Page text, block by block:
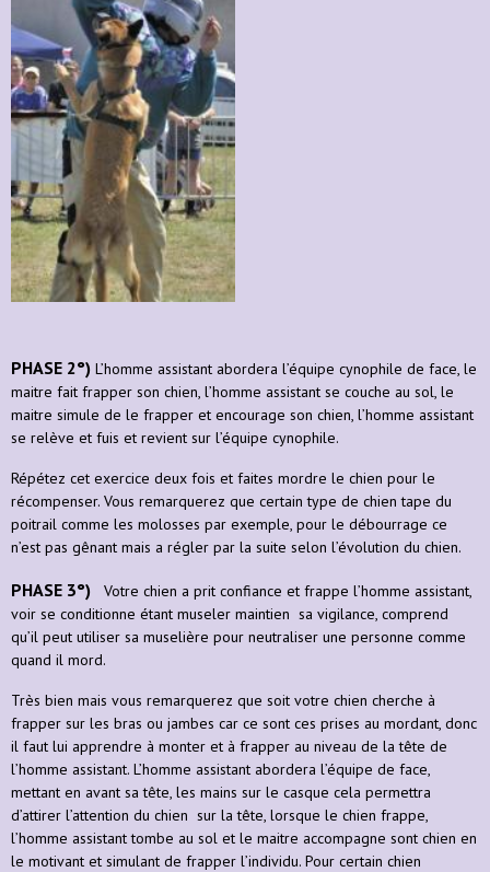
PHASE 2°) L’homme assistant abordera l’équipe cynophile de face, le
maitre fait frapper son chien, l’homme assistant se couche au sol, le
maitre simule de le frapper et encourage son chien, l’homme assistant
se relève et fuis et revient sur l’équipe cynophile.
Répétez cet exercice deux fois et faites mordre le chien pour le
récompenser. Vous remarquerez que certain type de chien tape du
poitrail comme les molosses par exemple, pour le débourrage ce
n’est pas gênant mais a régler par la suite selon l’évolution du chien.
PHASE 3°) Votre chien a prit confiance et frappe l’homme assistant,
voir se conditionne étant museler maintien sa vigilance, comprend
qu’il peut utiliser sa muselière pour neutraliser une personne comme
quand il mord.
Très bien mais vous remarquerez que soit votre chien cherche à
frapper sur les bras ou jambes car ce sont ces prises au mordant, donc
il faut lui apprendre à monter et à frapper au niveau de la tête de
l’homme assistant. L’homme assistant abordera l’équipe de face,
mettant en avant sa tête, les mains sur le casque cela permettra
d’attirer l’attention du chien sur la tête, lorsque le chien frappe,
l’homme assistant tombe au sol et le maitre accompagne sont chien en
le motivant et simulant de frapper l’individu. Pour certain chien